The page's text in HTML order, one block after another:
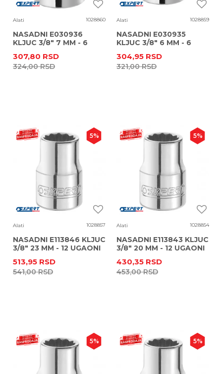
Alati 1028860
NASADNI E030936
KLJUC 3/8" 7 MM - 6
307,80 RSD
324,00RSD
Alati 1028859
NASADNI E030935
KLJUC 3/8" 6 MM - 6
304,95 RSD
321,00RSD
5%
Alati 1028857
NASADNI E113846 KLJUC
3/8" 23 MM - 12 UGAONI
513,95 RSD
541,00RSD
5%
Alati 1028854
NASADNI E113843 KLJUC
3/8" 20 MM - 12 UGAONI
430,35 RSD
453,00RSD
5% 5%